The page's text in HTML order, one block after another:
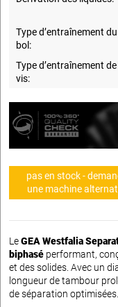
Type d’entraînement du
bol:
Type d’entraînement de
vis:
pas en stock -
une machine
LeGEA Westfalia
biphasé performant,
et des solides. Avec un
longueur de tambour
de séparation optimisées.